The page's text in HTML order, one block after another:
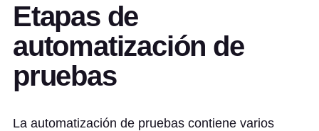
Etapas de
automatización de
pruebas
La automatización de pruebas contiene varios